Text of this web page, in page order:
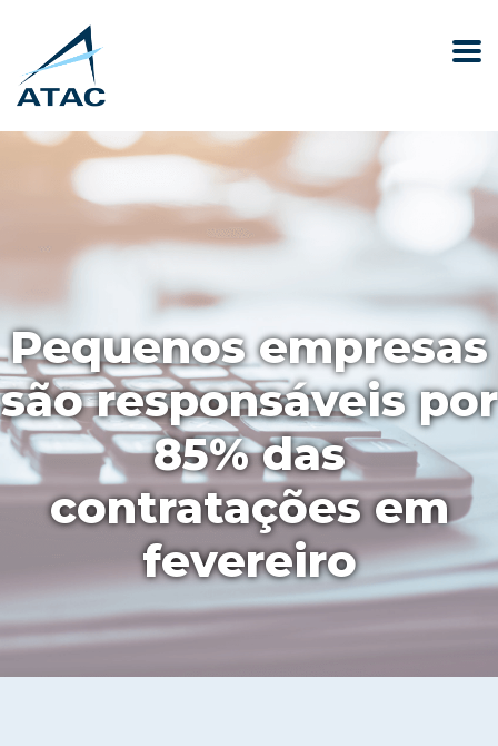
Pequenos empresas
são responsáveis por
85% das
contratações em
fevereiro